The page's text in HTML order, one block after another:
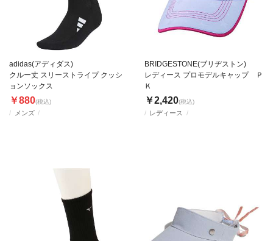
メンズ
adidas(アディダス)
クルー丈 スリーストライプ クッシ
ョンソックス
￥880(税込)
レディース
BRIDGESTONE(ブリヂストン)
レディース プロモデルキャップ Ｐ
Ｋ
￥2,420(税込)